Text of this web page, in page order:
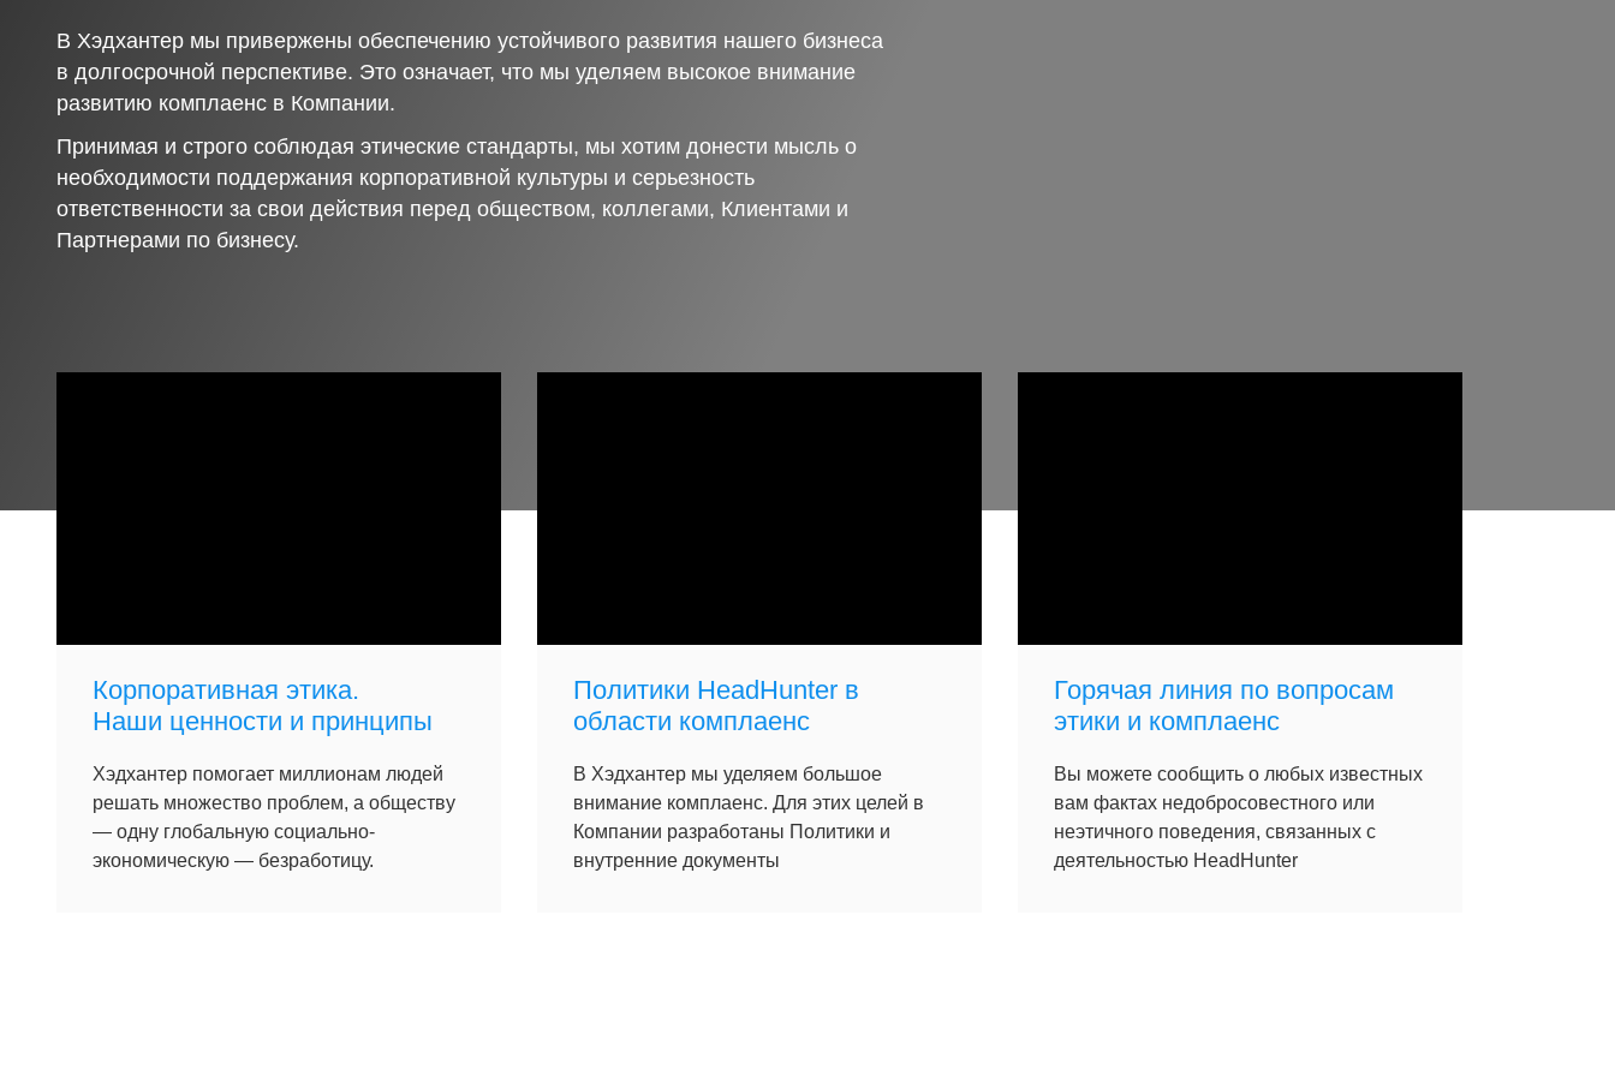
В Хэдхантер мы привержены обеспечению устойчивого развития нашего бизнеса
в долгосрочной перспективе. Это означает, что мы уделяем высокое внимание
развитию комплаенс в Компании.
Принимая и строго соблюдая этические стандарты, мы хотим донести мысль о
необходимости поддержания корпоративной культуры и серьезность
ответственности за свои действия перед обществом, коллегами, Клиентами и
Партнерами по бизнесу.
Корпоративная этика.
Наши ценности и принципы
Хэдхантер помогает миллионам людей
решать множество проблем, а обществу
— одну глобальную социально-
экономическую — безработицу.
Политики HeadHunter в
области комплаенс
В Хэдхантер мы уделяем большое
внимание комплаенс. Для этих целей в
Компании разработаны Политики и
внутренние документы
Горячая линия по вопросам
этики и комплаенс
Вы можете сообщить о любых известных
вам фактах недобросовестного или
неэтичного поведения, связанных с
деятельностью HeadHunter